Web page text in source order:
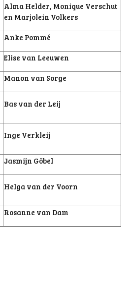
Alma Helder, Monique Verschut
en Marjolein Volkers
Anke Pommé
Elise van Leeuwen
Manon van Sorge
Bas van der Leij
Inge Verkleij
Jasmijn Göbel
Helga van der Voorn
Rosanne van Dam